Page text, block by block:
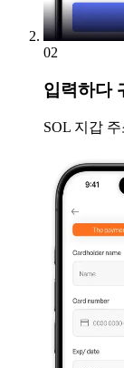
02
입력하다
SOL 지갑